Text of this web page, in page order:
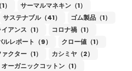
サーマルマネキン（1）
サステナブル（41）
ゴム製品（1）
アンス（1）
コロナ禍（1）
ルレポート（9）
クロー値（1）
クター（1）
カシミヤ（2）
オーガニックコットン（1）